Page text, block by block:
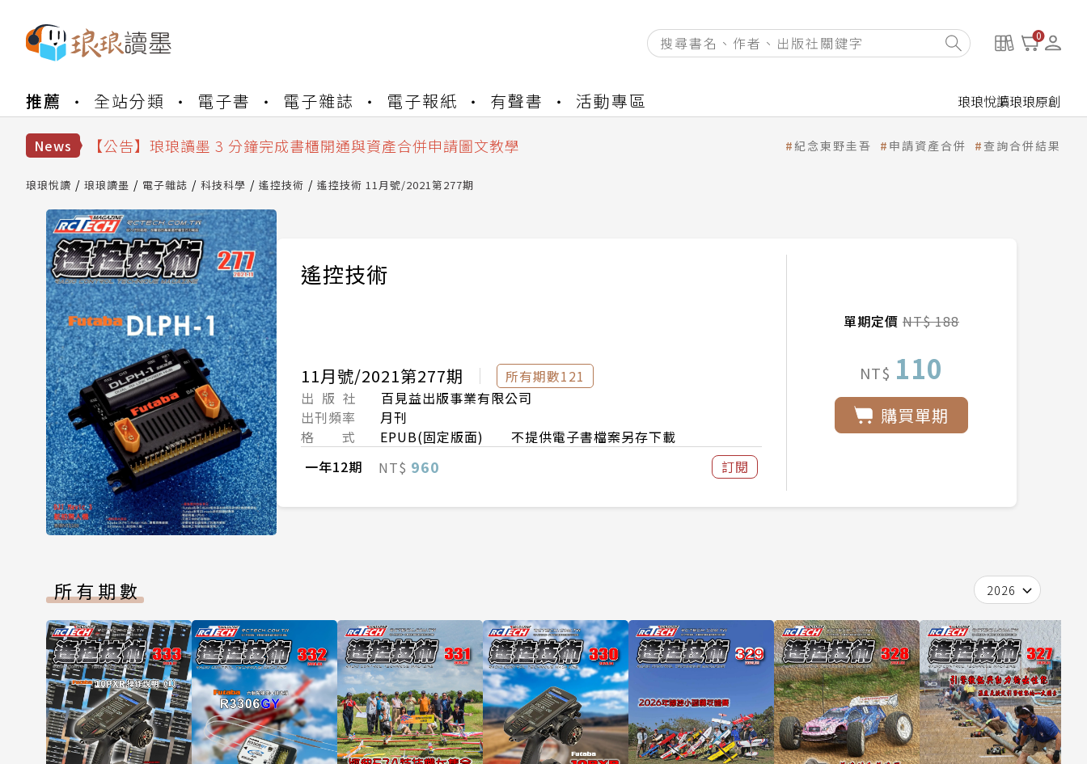
0
推薦 全站分類 電子書 電子雜誌 電子報紙 有聲書 活動專區 琅琅悅讀琅琅原創
News
【公告】琅琅書店服務升級重要說明及資產合併結果查詢
【公告】琅琅讀墨數位閱讀資產合併與書櫃開通申請
【公告】琅琅讀墨 3 分鐘完成書櫃開通與資產合併申請圖文教學
【公告】因 Readmoo 讀墨系統維護中，本站同步暫停部分閱讀服務
紀念東野圭吾 申請資產合併 查詢合併結果
琅琅悅讀 琅琅讀墨 電子雜誌 科技科學 遙控技術 遙控技術 11月號/2021第277期
遙控技術
11月號/2021第277期
所有期數121
出 版 社
百見益出版事業有限公司
出刊頻率
月刊
格 式
EPUB(固定版面) 不提供電子書檔案另存下載
一年12期
NT$ 960 訂閱
單期定價 NT$ 188
NT$ 110
購買單期
所有期數 2026